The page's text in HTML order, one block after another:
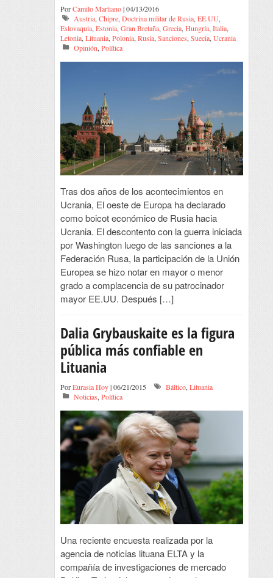
PorCamilo Martiano| 04/13/2016
Austria, Chipre, Doctrina militar de Rusia, EE.UU,
Eslovaquia, Estonia, Gran Bretaña, Grecia, Hungría, Italia,
Letonia, Lituania, Polonia, Rusia, Sanciones, Suecia, Ucrania
Opinión, Política
Tras dos años de los acontecimientos en
Ucrania, El oeste de Europa ha declarado
como boicot económico de Rusia hacia
Ucrania. El descontento con la guerra iniciada
por Washington luego de las sanciones a la
Federación Rusa, la participación de la Unión
Europea se hizo notar en mayor o menor
grado a complacencia de su patrocinador
mayor EE.UU. Después […]
Dalia Grybauskaite es la figura
pública más confiable en
Lituania
PorEurasia Hoy| 06/21/2015 Báltico,Lituania
Noticias,Política
Una reciente encuesta realizada por la
agencia de noticias lituana ELTA y la
compañía de investigaciones de mercado